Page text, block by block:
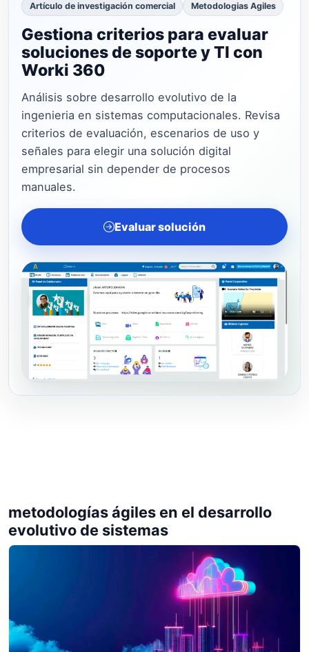
Artículo de investigación comercial
Metodologias Agiles
Gestiona criterios para evaluar
soluciones de soporte y TI con
Worki 360
Análisis sobre desarrollo evolutivo de la
ingenieria en sistemas computacionales. Revisa
criterios de evaluación, escenarios de uso y
señales para elegir una solución digital
empresarial sin depender de procesos
manuales.
Evaluar solución
metodologías ágiles en el desarrollo
evolutivo de sistemas